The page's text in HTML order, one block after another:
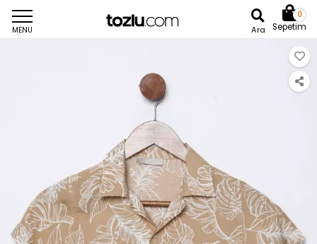
MENU Ara
0
Sepetim